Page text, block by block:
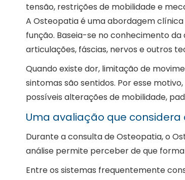
tensão, restrições de mobilidade e
A Osteopatia é uma abordagem
função. Baseia-se no conhecimento
articulações, fáscias, nervos e outros
Quando existe dor, limitação de
sintomas são sentidos. Por esse
possíveis alterações de mobilidade,
Uma avaliação que
Durante a consulta de Osteopatia, o
análise permite perceber de que
Entre os sistemas frequentemente